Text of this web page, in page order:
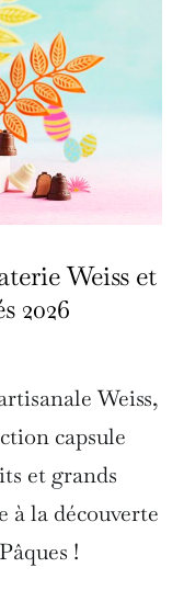
Weiss et
2026
Weiss,
capsule
et grands
à la découverte
!